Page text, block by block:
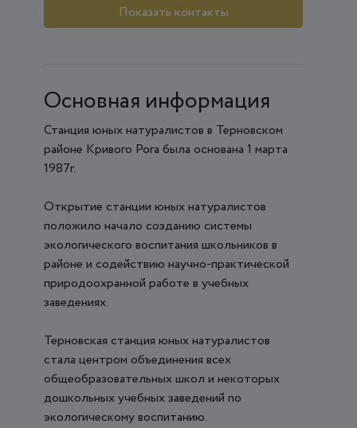
Показать контакты
Основная информация
Станция юных натуралистов в Терновском
районе Кривого Рога была основана 1 марта
1987г.
Открытие станции юных натуралистов
положило начало созданию системы
экологического воспитания школьников в
районе и содействию научно-практической
природоохранной работе в учебных
заведениях.
Терновская станция юных натуралистов
стала центром объединения всех
общеобразовательных школ и некоторых
дошкольных учебных заведений по
экологическому воспитанию.